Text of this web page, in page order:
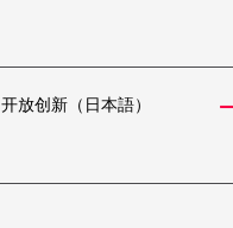
开放创新（日本語）